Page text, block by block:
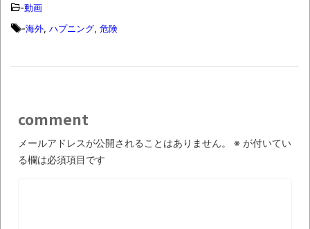
に入院中のオレのオナサポ懇願したら・・・
ナチスドイツは何故バルバロッサ作戦とか
【極画像】名古屋の地下鉄
wwwwwwwwwwww
全方位青い芝包囲網すぎて色々見失う、新
-動画
-海外, ハプニング, 危険
comment
メールアドレスが公開されることはありません。 ※ が付いてい
る欄は必須項目です